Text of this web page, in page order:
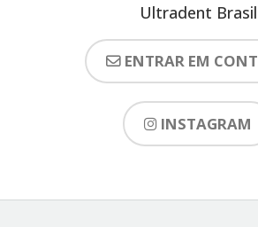
Ultradent Brasil
ENTRAR EM
INSTAGRAM